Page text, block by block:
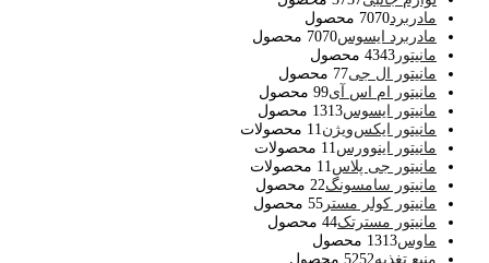
مادربرد
7070 محصول
مادربرد ایسوس
7070 محصول
مانیتور
4343 محصول
مانیتور ال جی 77 محصول
مانیتور ام اس آی 99 محصول
مانیتور ایسوس
1313 محصول
مانیتور ایکس‌ویژن
1 1 محصولات
مانیتور اینوورس
1 1 محصولات
مانیتور جی پلاس
1 1 محصولات
مانیتور سامسونگ 22 محصول
مانیتور کولر مستر
55 محصول
مانیتور مسترتک 44 محصول
ماوس
1313 محصول
منبع تغذیه
5252 محصول